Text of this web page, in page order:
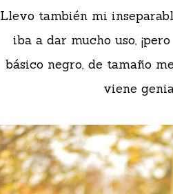
Llevo también mi
iba a dar mucho uso,
básico negro, de tamaño
viene